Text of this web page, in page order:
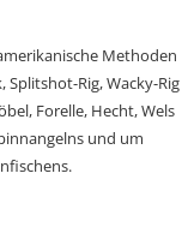
Methoden
Splitshot-Rig, Wacky-Rig
Forelle, Hecht, Wels
und um